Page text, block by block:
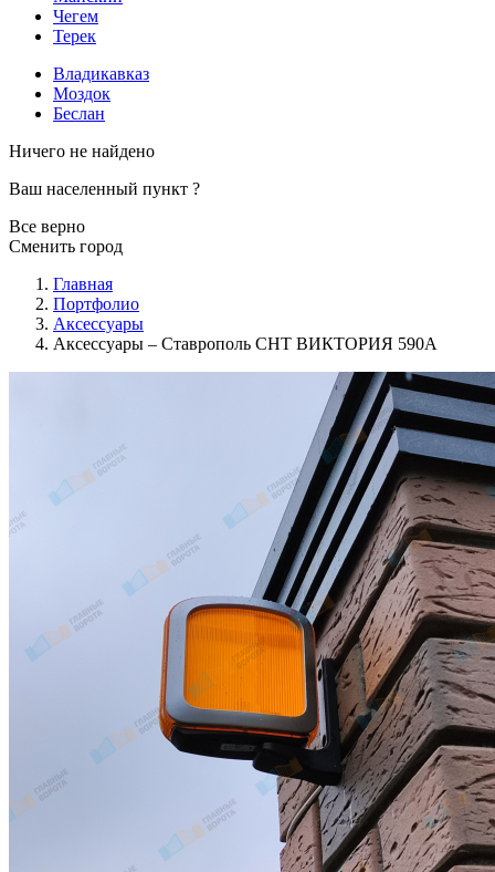
Чегем
Терек
Владикавказ
Моздок
Беслан
Ничего не найдено
Ваш населенный пункт ?
Все верно
Сменить город
Главная
Портфолио
Аксессуары
Аксессуары – Ставрополь СНТ ВИКТОРИЯ 590А